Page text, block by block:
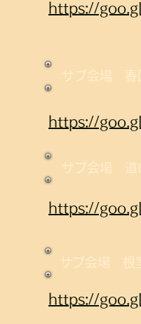
https://
サブ会場 春
https://
サブ会場 道
https://
サブ会場 根
https://